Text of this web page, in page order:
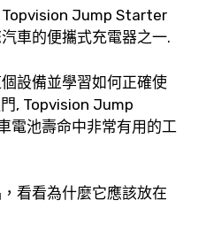
Topvision Jump Starter
車的便攜式充電器之一.
設備並學習如何正確使
, Topvision Jump
電池壽命中非常有用的工
看看為什麼它應該放在